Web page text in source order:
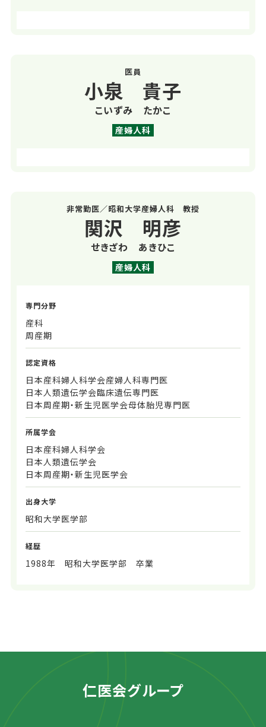
医員
小泉 貴子
こいずみ たかこ
産婦人科
非常勤医／昭和大学産婦人科 教授
関沢 明彦
せきざわ あきひこ
産婦人科
専門分野
産科
周産期
認定資格
日本産科婦人科学会産婦人科専門医
日本人類遺伝学会臨床遺伝専門医
日本周産期・新生児医学会母体胎児専門医
所属学会
日本産科婦人科学会
日本人類遺伝学会
日本周産期・新生児医学会
出身大学
昭和大学医学部
経歴
1988年 昭和大学医学部 卒業
仁医会グループ